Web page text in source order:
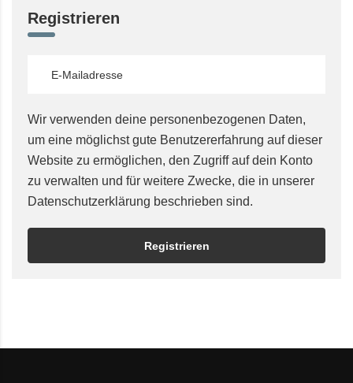
Registrieren
Wir verwenden deine personenbezogenen Daten,
um eine möglichst gute Benutzererfahrung auf dieser
Website zu ermöglichen, den Zugriff auf dein Konto
zu verwalten und für weitere Zwecke, die in unserer
Datenschutzerklärung beschrieben sind.